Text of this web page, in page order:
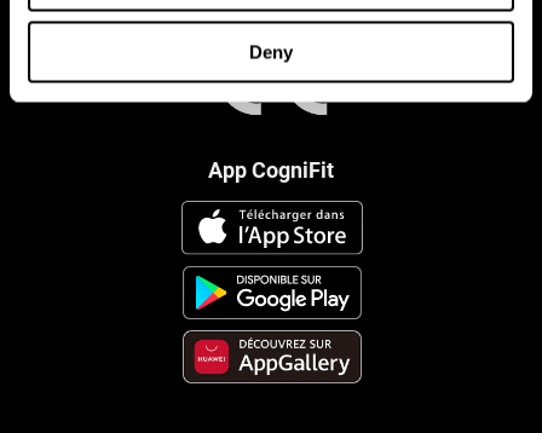
Deny
App CogniFit